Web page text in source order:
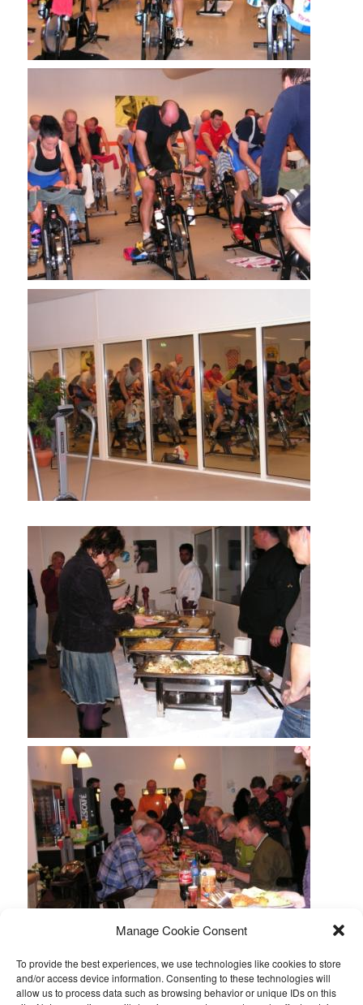
Manage Cookie Consent
To provide the best experiences, we use technologies like cookies to store
and/or access device information. Consenting to these technologies will
allow us to process data such as browsing behavior or unique IDs on this
Stichting Nika Lanka bedankt nogmaals alle deelnemers en